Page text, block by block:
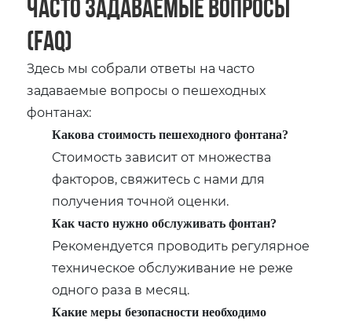
Часто задаваемые вопросы
(FAQ)
Здесь мы собрали ответы на часто
задаваемые вопросы о пешеходных
фонтанах:
Какова стоимость пешеходного фонтана?
Стоимость зависит от множества
факторов, свяжитесь с нами для
получения точной оценки.
Как часто нужно обслуживать фонтан?
Рекомендуется проводить регулярное
техническое обслуживание не реже
одного раза в месяц.
Какие меры безопасности необходимо